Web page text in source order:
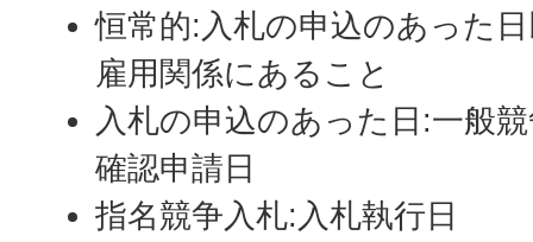
恒常的:入札の申込のあった
雇用関係にあること
入札の申込のあった日:一般
確認申請日
指名競争入札:入札執行日